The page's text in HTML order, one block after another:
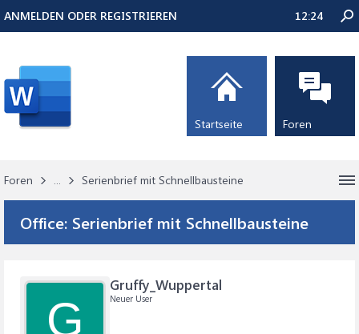
Foren ... Serienbrief mit Schnellbausteine
Office: Serienbrief mit Schnellbausteine
G
Gruffy_Wuppertal
Neuer User
ANMELDEN ODER REGISTRIEREN 12:24
Startseite Foren